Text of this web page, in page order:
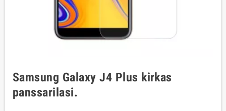
Samsung Galaxy J4 Plus kirkas
panssarilasi.